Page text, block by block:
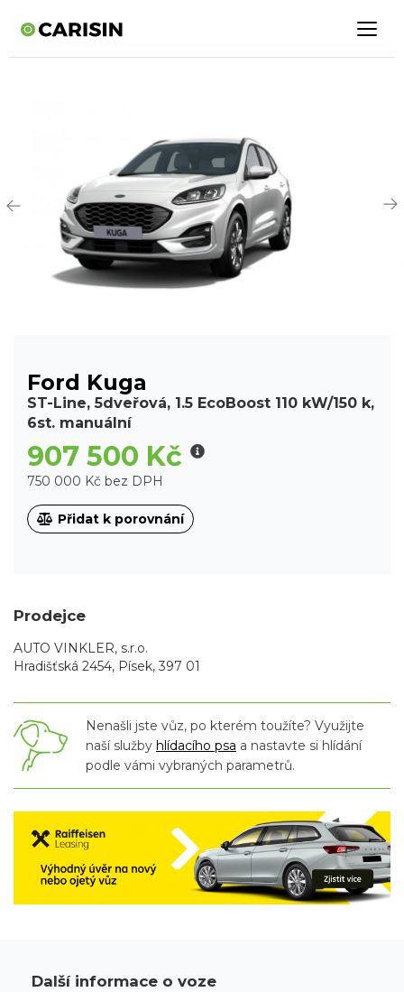
Ford Kuga
ST-Line, 5dveřová, 1.5 EcoBoost 110 kW/150 k,
6st. manuální
907 500 Kč
750 000 Kč bez DPH
Přidat k porovnání
Prodejce
AUTO VINKLER, s.r.o.
Hradišťská 2454, Písek, 397 01
Nenašli jste vůz, po kterém toužíte? Využijte
naší služby hlídacího psa a nastavte si hlídání
podle vámi vybraných parametrů.
Další informace o voze